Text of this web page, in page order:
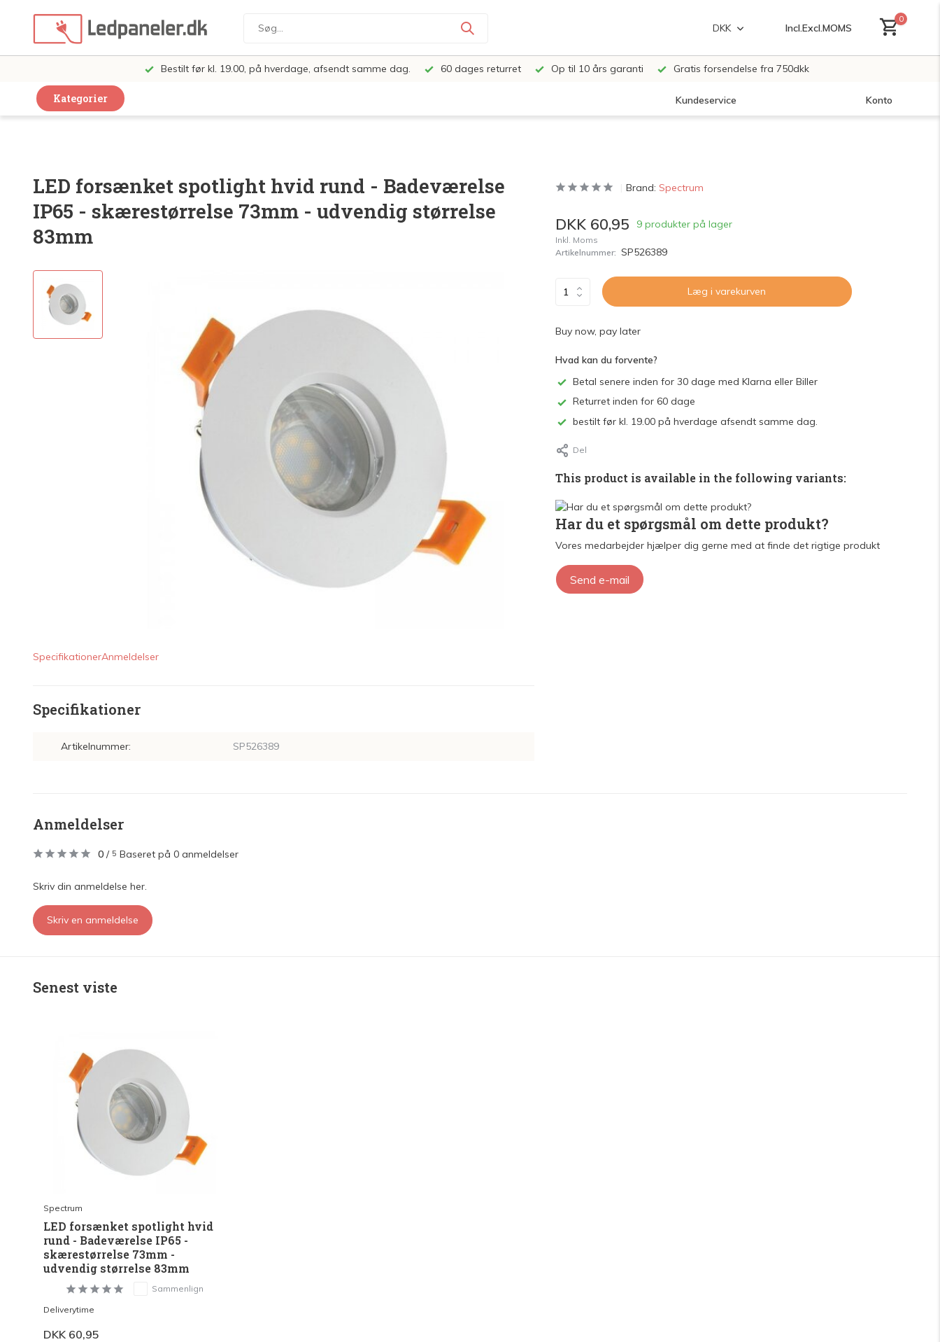
DKK Incl.Excl.MOMS
0
Bestilt før kl. 19.00, på hverdage, afsendt samme dag. 60 dages returret Op til 10 års garanti Gratis forsendelse fra 750dkk
Kategorier Kundeservice Konto
LED Loft og Væglamper
LED Spots og lamper
LED Pærer
LED Armatur Komplet
LED Butiksbelysning
LED Lysstofrør
LED High Bay Industrilamper
Installationsmateriale og tilbehør
LED forsænket spotlight hvid rund - Badeværelse
IP65 - skærestørrelse 73mm - udvendig størrelse
83mm
SpecifikationerAnmeldelser
Specifikationer
Artikelnummer: SP526389
Brand: Spectrum
DKK 60,95 9 produkter på lager
Inkl. Moms
Artikelnummer: SP526389
Læg i varekurven
Buy now, pay later
Hvad kan du forvente?
Betal senere inden for 30 dage med Klarna eller Biller
Returret inden for 60 dage
bestilt før kl. 19.00 på hverdage afsendt samme dag.
Del
This product is available in the following variants:
Har du et spørgsmål om dette produkt?
Vores medarbejder hjælper dig gerne med at finde det rigtige produkt
Send e-mail
Anmeldelser
0 / 5 Baseret på 0 anmeldelser
Skriv din anmeldelse her.
Skriv en anmeldelse
Senest viste
Spectrum
LED forsænket spotlight hvid
rund - Badeværelse IP65 -
skærestørrelse 73mm -
udvendig størrelse 83mm
Sammenlign
Deliverytime
DKK 60,95